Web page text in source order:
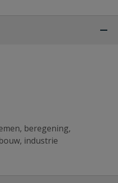
beregening,
industrie